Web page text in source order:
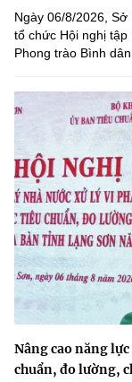
Ngày 06/8/2026,
tổ chức Hội nghị
Phong trào Bình
Nâng cao năng
chuẩn, đo lường,